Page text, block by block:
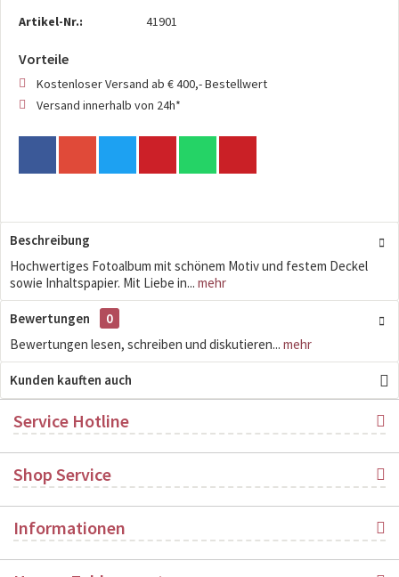
Artikel-Nr.: 41901
Vorteile
Kostenloser Versand ab € 400,- Bestellwert
Versand innerhalb von 24h*
Beschreibung
Hochwertiges Fotoalbum mit schönem Motiv und festem Deckel
sowie Inhaltspapier. Mit Liebe in... mehr
Bewertungen
0
Bewertungen lesen, schreiben und diskutieren... mehr
Kunden kauften auch
Service Hotline
Shop Service
Informationen